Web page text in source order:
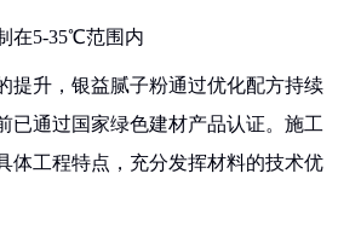
在5-35℃范围内
提升，银益腻子粉通过优化配方持续
已通过国家绿色建材产品认证。施工
体工程特点，充分发挥材料的技术优